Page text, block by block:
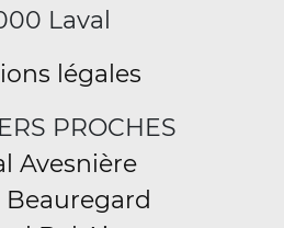
Laval
légales
PROCHES
Avesnière
Beauregard